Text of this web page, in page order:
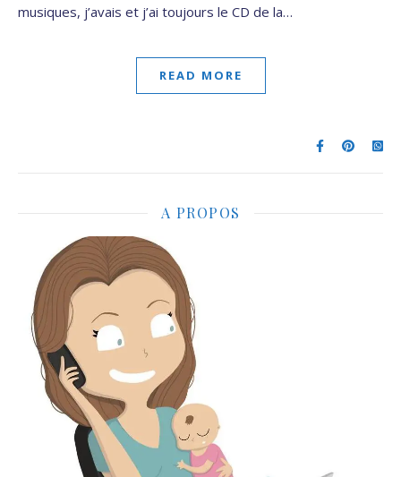
musiques, j’avais et j’ai toujours le CD de la…
READ MORE
A PROPOS